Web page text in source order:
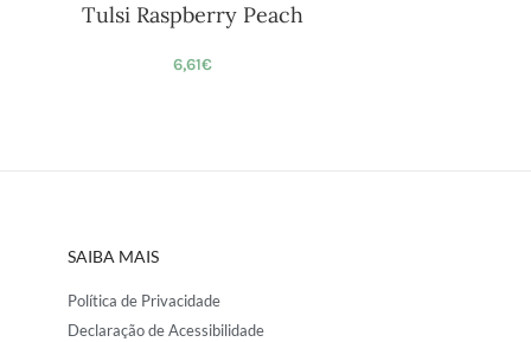
Tulsi Raspberry Peach
6,61€
SAIBA MAIS
Política de Privacidade
Declaração de Acessibilidade